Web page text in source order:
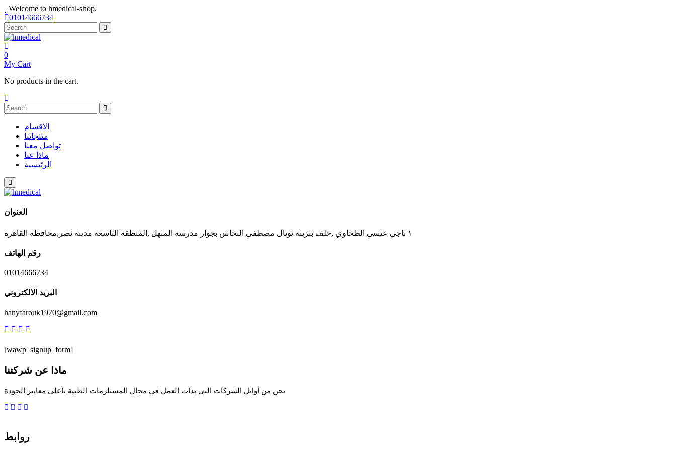
Welcome to hmedical-shop.
01014666734
0
My Cart
No products in the cart.
الاقسام
منتجاتنا
تواصل معنا
ماذا عنا
الرئيسية
العنوان
١ ناجي عيسي الطحاوي ,خلف بنزينه توتال مصطفي النحاس بجوار مدرسه المنهل ,المنطقه التاسعه مدينه نصر,محافظه القاهره
رقم الهاتف
01014666734
البريد الالكتروني
hanyfarouk1970@gmail.com
[wawp_signup_form]
ماذا عن شركتنا
نحن من أوائل الشركات التي بدأت العمل في مجال المستلزمات الطبية بأعلى معايير الجودة
روابط